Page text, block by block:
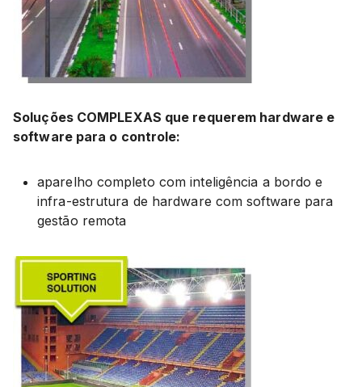
Soluções COMPLEXAS que requerem hardware e
software para o controle:
aparelho completo com inteligência a bordo e
infra-estrutura de hardware com software para
gestão remota